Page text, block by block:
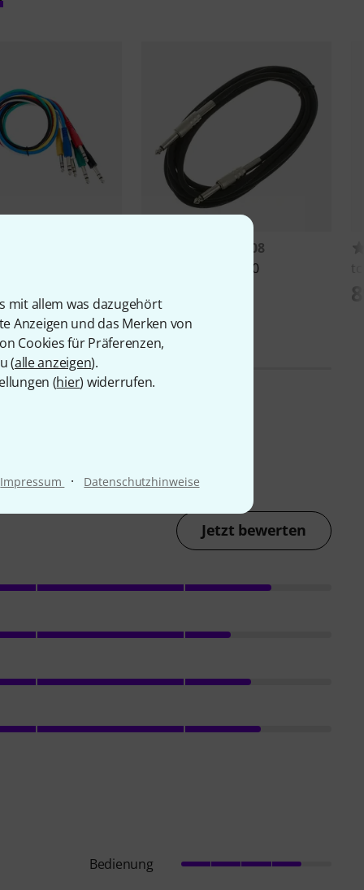
mit allem was dazugehört
Anzeigen und das Merken von
Cookies für Präferenzen,
(alle anzeigen).
(hier) widerrufen.
Impressum · Datenschutzhinweise
18008
IPP1030
3,50 €
Jetzt bewerten
Bedienung